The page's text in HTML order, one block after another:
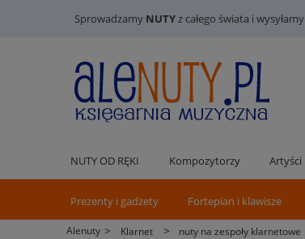
Sprowadzamy NUTYz całego świata i wysyłamy
NUTY OD RĘKI Kompozytorzy Artyści
Prezenty i gadżety Fortepian i klawisze
Alenuty > Klarnet > nuty na zespoły klarnetowe